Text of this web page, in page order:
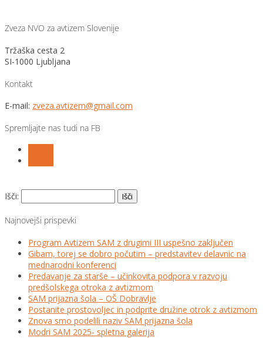
Zveza NVO za avtizem Slovenije
Tržaška cesta 2
SI-1000 Ljubljana
Kontakt
E-mail: zveza.avtizem@gmail.com
Spremljajte nas tudi na FB
Išči:
Najnovejši prispevki
Program Avtizem SAM z drugimi III uspešno zaključen
Gibam, torej se dobro počutim – predstavitev delavnic na
mednarodni konferenci
Predavanje za starše – učinkovita podpora v razvoju
predšolskega otroka z avtizmom
SAM prijazna šola – OŠ Dobravlje
Postanite prostovoljec in podprite družine otrok z avtizmom
Znova smo podelili naziv SAM prijazna šola
Modri SAM 2025- spletna galerija